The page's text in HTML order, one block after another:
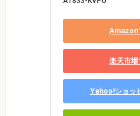
Amazon
楽天市場
Yahoo!ショッ